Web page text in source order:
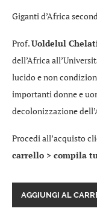
Giganti d’Africa
Prof.Uoldelul
dell’Africa
lucido e non
importanti donne e
decolonizzazione
Procedi all’acquisto
carrello > compila
d'Africa
-
AGGIUNGI AL